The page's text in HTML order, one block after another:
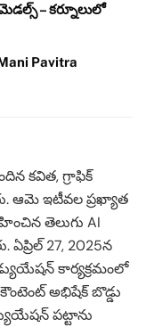
– కర్నూలులో
Pavitra
కవిత, గ్రాఫిక్
ఆమె ఇటీవల ప్రఖ్యాత
తెలుగు AI
27, 2025న
కార్యక్రమంలో
అభిషేక్ బొడ్డు
పట్టాను